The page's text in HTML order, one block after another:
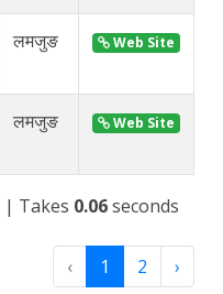
लमजुङ Web Site
लमजुङ Web Site
| Takes 0.06seconds
‹
1 2 ›